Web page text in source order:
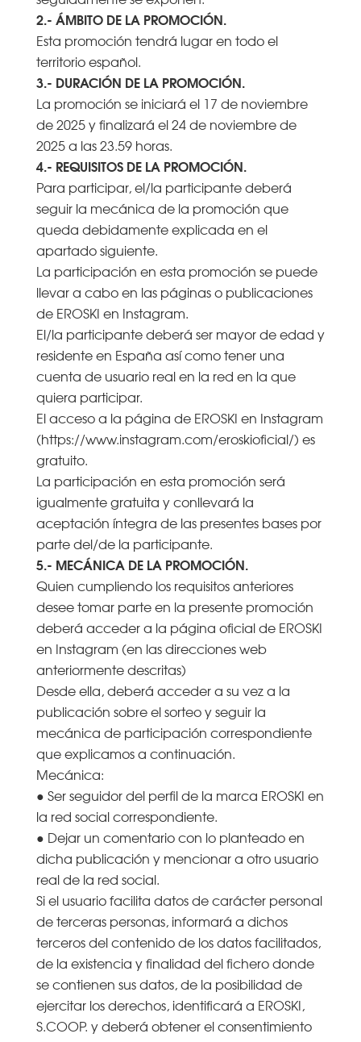
2.- ÁMBITO DE LA PROMOCIÓN.
Esta promoción tendrá lugar en todo el
territorio español.
3.- DURACIÓN DE LA PROMOCIÓN.
La promoción se iniciará el 17 de noviembre
de 2025 y finalizará el 24 de noviembre de
2025 a las 23.59 horas.
4.- REQUISITOS DE LA PROMOCIÓN.
Para participar, el/la participante deberá
seguir la mecánica de la promoción que
queda debidamente explicada en el
apartado siguiente.
La participación en esta promoción se puede
llevar a cabo en las páginas o publicaciones
de EROSKI en Instagram.
El/la participante deberá ser mayor de edad y
residente en España así como tener una
cuenta de usuario real en la red en la que
quiera participar.
El acceso a la página de EROSKI en Instagram
(https://www.instagram.com/eroskioficial/) es
gratuito.
La participación en esta promoción será
igualmente gratuita y conllevará la
aceptación íntegra de las presentes bases por
parte del/de la participante.
5.- MECÁNICA DE LA PROMOCIÓN.
Quien cumpliendo los requisitos anteriores
desee tomar parte en la presente promoción
deberá acceder a la página oficial de EROSKI
en Instagram (en las direcciones web
anteriormente descritas)
Desde ella, deberá acceder a su vez a la
publicación sobre el sorteo y seguir la
mecánica de participación correspondiente
que explicamos a continuación.
Mecánica:
● Ser seguidor del perfil de la marca EROSKI en
la red social correspondiente.
● Dejar un comentario con lo planteado en
dicha publicación y mencionar a otro usuario
real de la red social.
Si el usuario facilita datos de carácter personal
de terceras personas, informará a dichos
terceros del contenido de los datos facilitados,
de la existencia y finalidad del fichero donde
se contienen sus datos, de la posibilidad de
ejercitar los derechos, identificará a EROSKI,
S.COOP. y deberá obtener el consentimiento